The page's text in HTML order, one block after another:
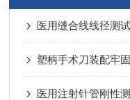
医用缝合线线径测
塑柄手术刀装配牢
医用注射针管刚性